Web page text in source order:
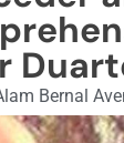
Bernal